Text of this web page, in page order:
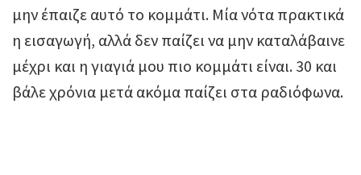
μην έπαιζε αυτό το κομμάτι. Μία νότα πρακτικά
η εισαγωγή, αλλά δεν παίζει να μην καταλάβαινε
μέχρι και η γιαγιά μου πιο κομμάτι είναι. 30 και
βάλε χρόνια μετά ακόμα παίζει στα ραδιόφωνα.